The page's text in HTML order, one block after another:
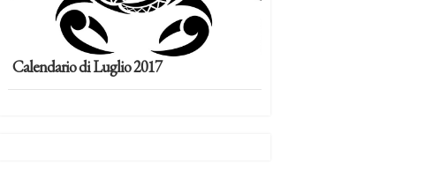
Calendario di Luglio 2017